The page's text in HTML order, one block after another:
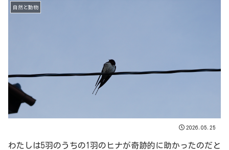
自然と動物
2026.05.25
わたしは5羽のうちの1羽のヒナが奇跡的に助かったのだと